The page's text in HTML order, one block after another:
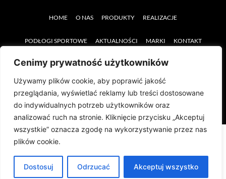
Cenimy prywatność użytkowników
Używamy plików cookie, aby poprawić jakość
przeglądania, wyświetlać reklamy lub treści dostosowane
do indywidualnych potrzeb użytkowników oraz
analizować ruch na stronie. Kliknięcie przycisku „Akceptuj
wszystkie” oznacza zgodę na wykorzystywanie przez nas
plików cookie.
Dostosuj Odrzucać Akceptuj wszystko
HOME O NAS PRODUKTY REALIZACJE
PODŁOGI SPORTOWE AKTUALNOŚCI MARKI KONTAKT
SERWIS SPRZĘT REHABILITACYJNY